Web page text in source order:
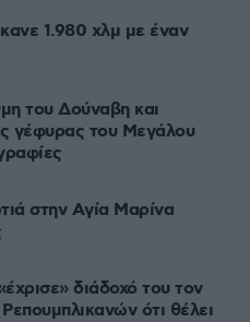
1.980 χλμ με έναν
του Δούναβη και
γέφυρας του Μεγάλου
στην Aγία Μαρίνα
διάδοχό του τον
ότι θέλει